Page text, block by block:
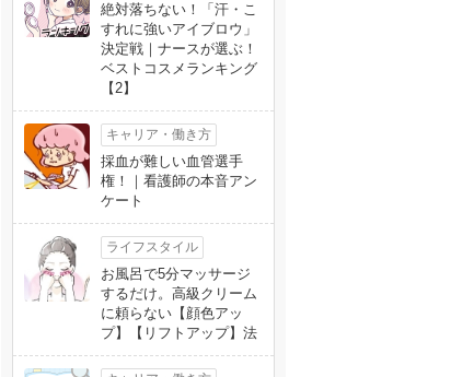
絶対落ちない！「汗・こ
すれに強いアイブロウ」
決定戦｜ナースが選ぶ！
ベストコスメランキング
【2】
キャリア・働き方
採血が難しい血管選手
権！｜看護師の本音アン
ケート
ライフスタイル
お風呂で5分マッサージ
するだけ。高級クリーム
に頼らない【顔色アッ
プ】【リフトアップ】法